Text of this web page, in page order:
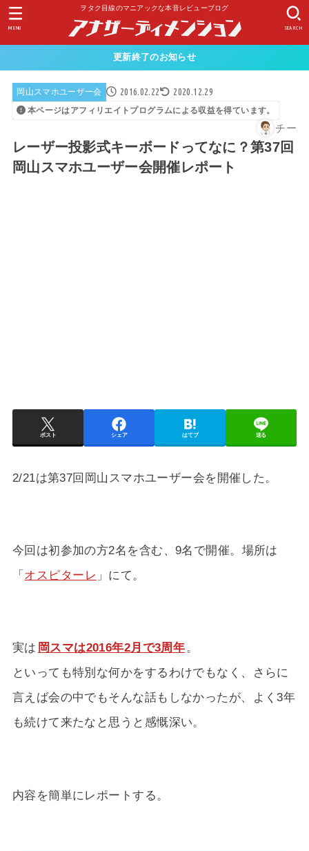
ヲタク目線のマニアックな本音レビューブログ
SEARCH
MENU
更新終了のお知らせ
岡山スマホユーザー会 2016.02.22 2020.12.29
本ページはアフィリエイトプログラムによる収益を得ています。
チー
レーザー投影式キーボードってなに？第37回
岡山スマホユーザー会開催レポート
ポスト シェア はてブ 送る
2/21は第37回岡山スマホユーザー会を開催した。
今回は初参加の方2名を含む、9名で開催。場所は
「 オスピターレ 」にて。
実は 岡スマは2016年2月で3周年。
といっても特別な何かをするわけでもなく、さらに
言えば会の中でもそんな話もしなかったが、よく3年
も続けて来たなと思うと感慨深い。
内容を簡単にレポートする。